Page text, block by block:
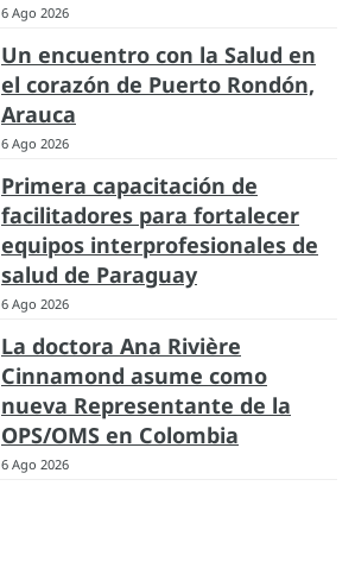
6 Ago 2026
Un encuentro con la Salud en
el corazón de Puerto Rondón,
Arauca
6 Ago 2026
Primera capacitación de
facilitadores para fortalecer
equipos interprofesionales de
salud de Paraguay
6 Ago 2026
La doctora Ana Rivière
Cinnamond asume como
nueva Representante de la
OPS/OMS en Colombia
6 Ago 2026